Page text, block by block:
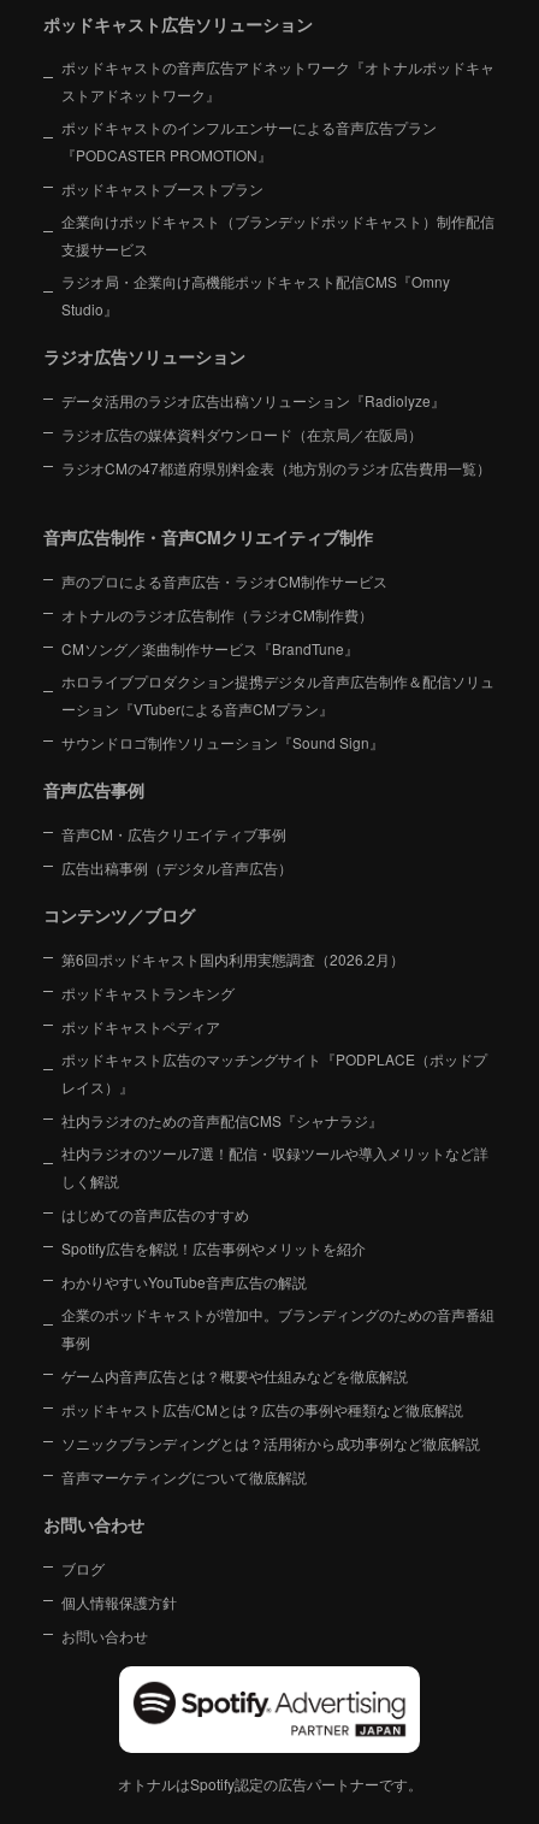
ポッドキャスト広告ソリューション
ポッドキャストの音声広告アドネットワーク『オトナルポッドキャ
ストアドネットワーク』
ポッドキャストのインフルエンサーによる音声広告プラン
『PODCASTER PROMOTION』
ポッドキャストブーストプラン
企業向けポッドキャスト（ブランデッドポッドキャスト）制作配信
支援サービス
ラジオ局・企業向け高機能ポッドキャスト配信CMS『Omny
Studio』
ラジオ広告ソリューション
データ活用のラジオ広告出稿ソリューション『Radiolyze』
ラジオ広告の媒体資料ダウンロード（在京局／在阪局）
ラジオCMの47都道府県別料金表（地方別のラジオ広告費用一覧）
音声広告制作・音声CMクリエイティブ制作
声のプロによる音声広告・ラジオCM制作サービス
オトナルのラジオ広告制作（ラジオCM制作費）
CMソング／楽曲制作サービス『BrandTune』
ホロライブプロダクション提携デジタル音声広告制作＆配信ソリュ
ーション 『VTuberによる音声CMプラン』
サウンドロゴ制作ソリューション『Sound Sign』
音声広告事例
音声CM・広告クリエイティブ事例
広告出稿事例（デジタル音声広告）
コンテンツ／ブログ
第6回ポッドキャスト国内利用実態調査（2026.2月）
ポッドキャストランキング
ポッドキャストペディア
ポッドキャスト広告のマッチングサイト『PODPLACE（ポッドプ
レイス）』
社内ラジオのための音声配信CMS『シャナラジ』
社内ラジオのツール7選！配信・収録ツールや導入メリットなど詳
しく解説
はじめての音声広告のすすめ
Spotify広告を解説！広告事例やメリットを紹介
わかりやすいYouTube音声広告の解説
企業のポッドキャストが増加中。ブランディングのための音声番組
事例
ゲーム内音声広告とは？概要や仕組みなどを徹底解説
ポッドキャスト広告/CMとは？広告の事例や種類など徹底解説
ソニックブランディングとは？活用術から成功事例など徹底解説
音声マーケティングについて徹底解説
お問い合わせ
ブログ
個人情報保護方針
お問い合わせ
オトナルはSpotify認定の広告パートナーです。